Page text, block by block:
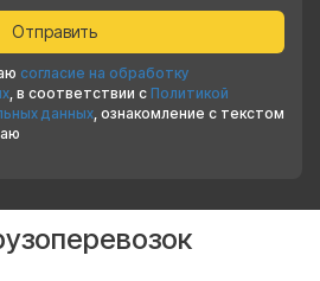
согласие на обработку
, в соответствии с Политикой
данных, ознакомление с текстом